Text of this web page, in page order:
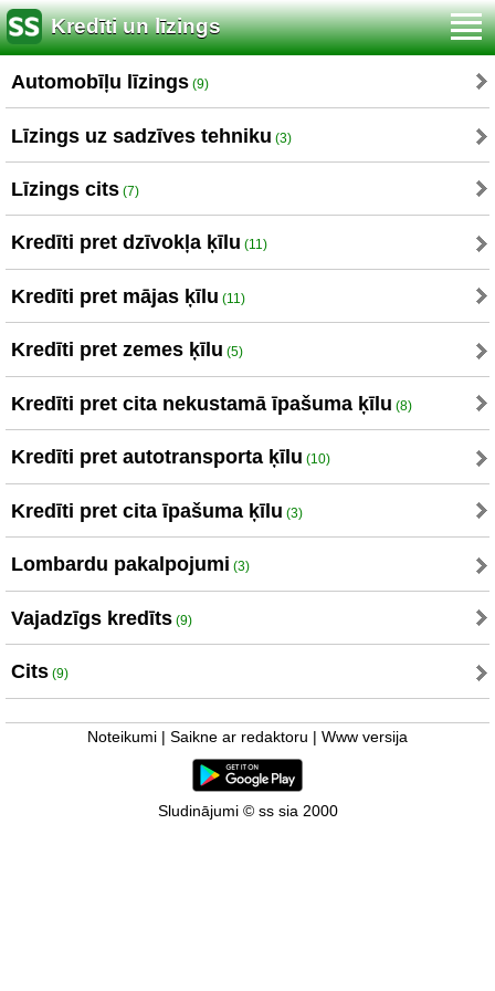
Kredīti un līzings
Automobīļu līzings (9)
Līzings uz sadzīves tehniku (3)
Līzings cits (7)
Kredīti pret dzīvokļa ķīlu (11)
Kredīti pret mājas ķīlu (11)
Kredīti pret zemes ķīlu (5)
Kredīti pret cita nekustamā īpašuma ķīlu (8)
Kredīti pret autotransporta ķīlu (10)
Kredīti pret cita īpašuma ķīlu (3)
Lombardu pakalpojumi (3)
Vajadzīgs kredīts (9)
Cits (9)
Noteikumi Saikne ar redaktoru Www versija
Sludinājumi © ss sia 2000